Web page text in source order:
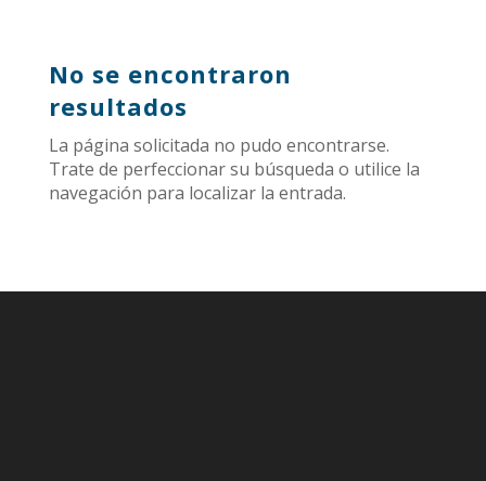
No se encontraron
resultados
La página solicitada no pudo encontrarse.
Trate de perfeccionar su búsqueda o utilice la
navegación para localizar la entrada.